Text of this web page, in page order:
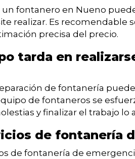
un fontanero en Nueno
realizar. Es recomendable
precisa del precio.
tarda en
de fontanería
de fontaneros se
y finalizar el trabajo lo
de fontanería
de fontanería de